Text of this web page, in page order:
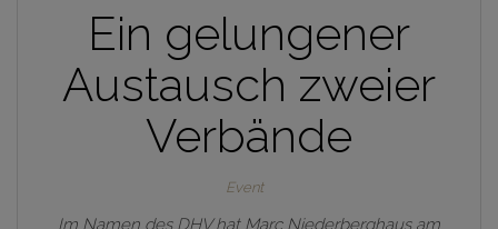
Ein gelungener
Austausch zweier
Verbände
Event
Im Namen des DHV hat Marc Niederberghaus am